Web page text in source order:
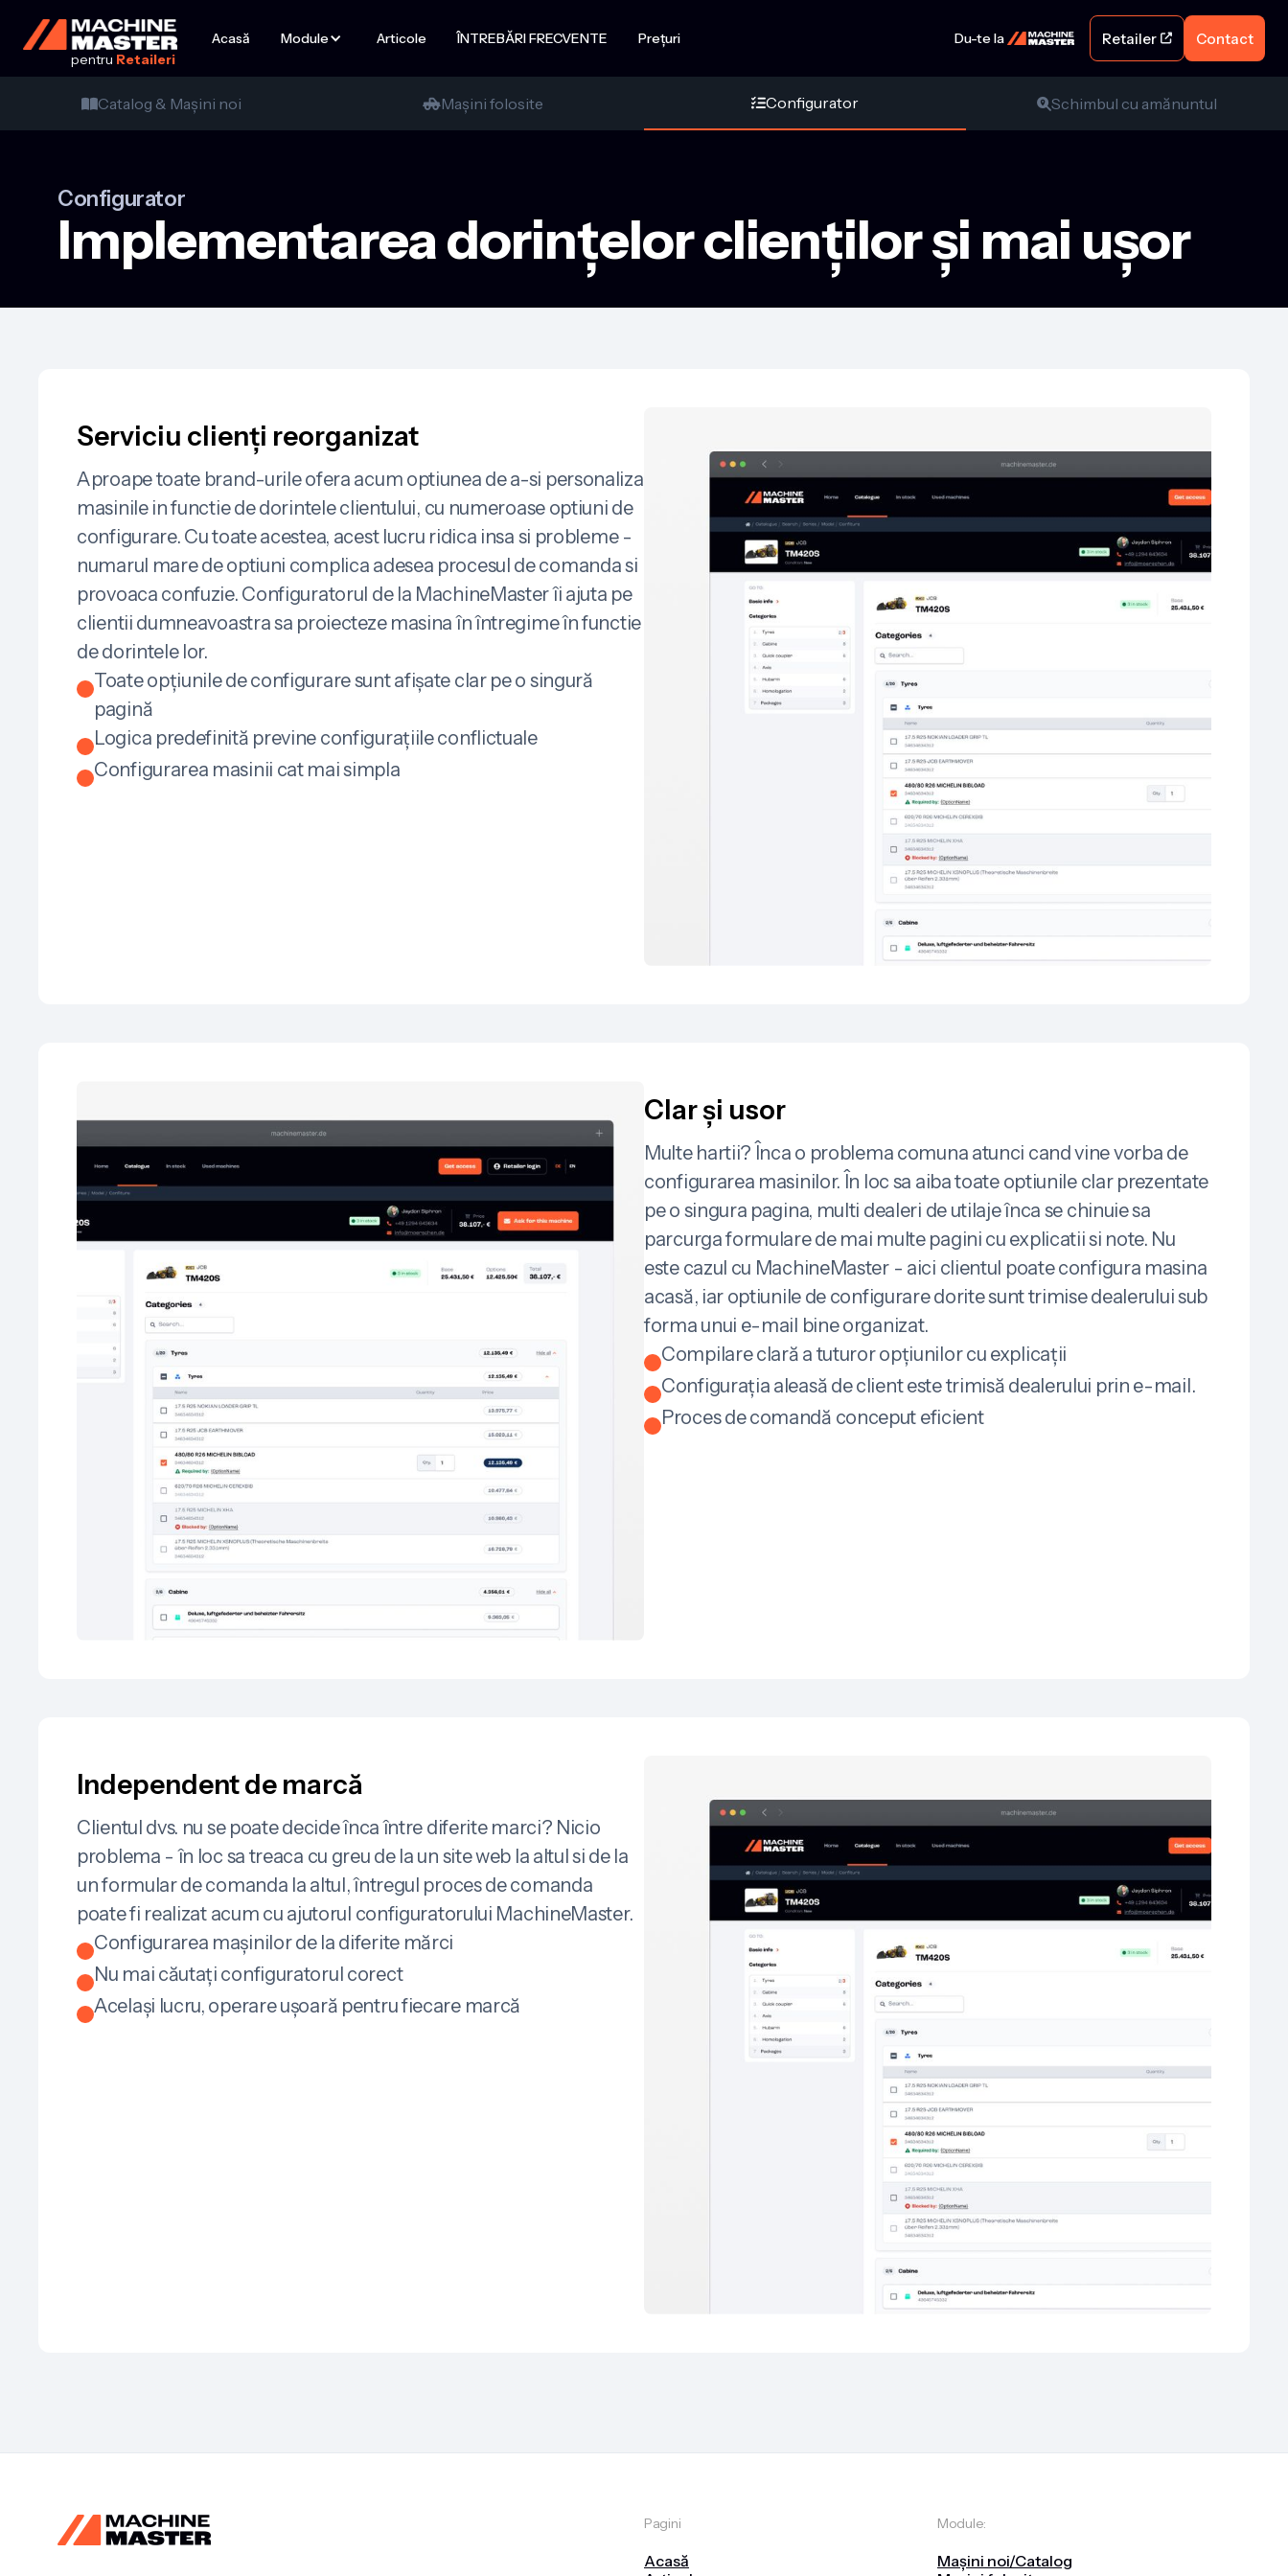
pentru Retaileri
Acasă Module Articole ÎNTREBĂRI FRECVENTE Prețuri Du-te la Retailer  Contact
Catalog & Mașini noi Mașini folosite Configurator  Schimbul cu amănuntul
Configurator
Implementarea dorințelor clienților și mai ușor
Serviciu clienți reorganizat
Aproape toate brand-urile ofera acum optiunea de a-si personaliza
masinile in functie de dorintele clientului, cu numeroase optiuni de
configurare. Cu toate acestea, acest lucru ridica insa si probleme -
numarul mare de optiuni complica adesea procesul de comanda si
provoaca confuzie. Configuratorul de la MachineMaster îi ajuta pe
clientii dumneavoastra sa proiecteze masina în întregime în functie
de dorintele lor.
Toate opțiunile de configurare sunt afișate clar pe o singură
pagină
Logica predefinită previne configurațiile conflictuale
Configurarea masinii cat mai simpla
Clar și usor
Multe hartii? Înca o problema comuna atunci cand vine vorba de
configurarea masinilor. În loc sa aiba toate optiunile clar prezentate
pe o singura pagina, multi dealeri de utilaje înca se chinuie sa
parcurga formulare de mai multe pagini cu explicatii si note. Nu
este cazul cu MachineMaster - aici clientul poate configura masina
acasă, iar optiunile de configurare dorite sunt trimise dealerului sub
forma unui e-mail bine organizat.
Compilare clară a tuturor opțiunilor cu explicații
Configurația aleasă de client este trimisă dealerului prin e-mail.
Proces de comandă conceput eficient
Independent de marcă
Clientul dvs. nu se poate decide înca între diferite marci? Nicio
problema - în loc sa treaca cu greu de la un site web la altul si de la
un formular de comanda la altul, întregul proces de comanda
poate fi realizat acum cu ajutorul configuratorului MachineMaster.
Configurarea mașinilor de la diferite mărci
Nu mai căutați configuratorul corect
Același lucru, operare ușoară pentru fiecare marcă
Pagini
Acasă
Module:
Mașini noi/Catalog